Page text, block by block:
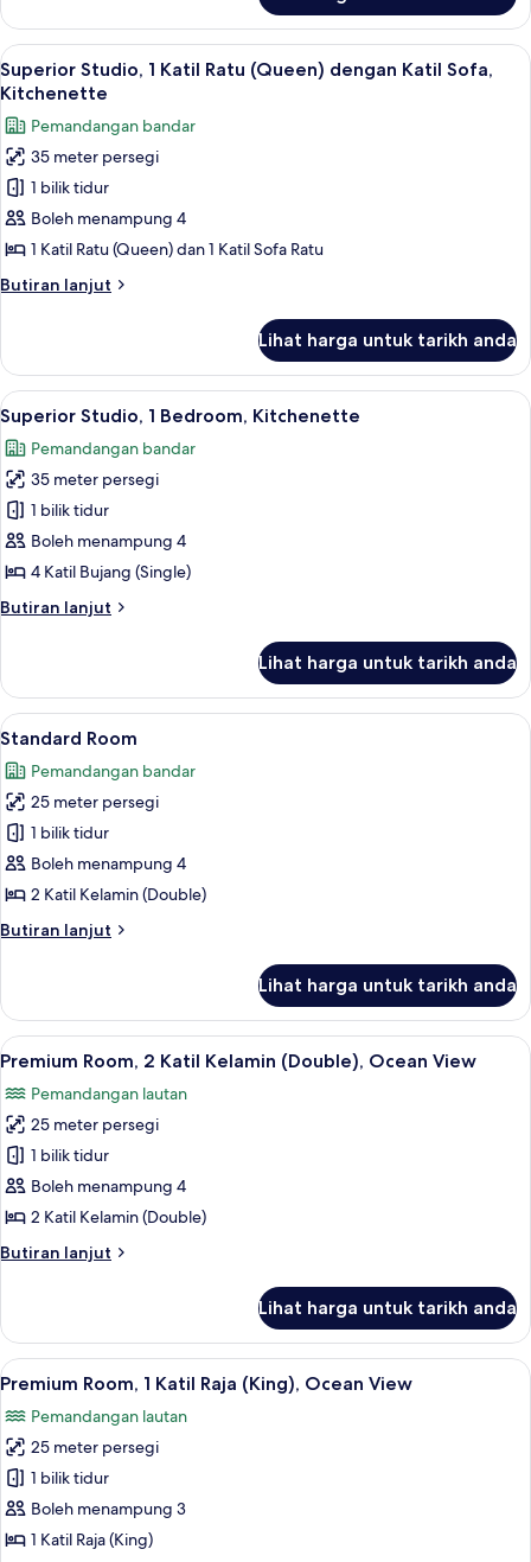
Ocean
View
(Newly
Renovated)
Room,
Katil
Raja
Partial
Ocean
View
(Newly
Renovated)
Lihat
semua
foto
untuk
Superior
Studio,
1
Katil
Ratu
(Queen)
Katil
Sofa,
Kitchenette
Superior Studio, 1 Katil Ratu
8
Superior Studio, 1 Katil Ratu (Queen) dengan Katil Sofa,
Kitchenette
Pemandangan bandar
35 meter persegi
1 bilik tidur
Boleh menampung 4
1 Katil Ratu (Queen) dan 1 Katil Sofa Ratu
Butiran lanjut
Butiran
Studio,
Katil
Ratu
(Queen)
dengan
Katil
Sofa,
Kitchenette
Lihat harga untuk tarikh anda
Lihat
semua
foto
untuk
Superior
Studio,
1
Kitchenette
Superior Studio, 1 Bedroom,
7
Superior Studio, 1 Bedroom, Kitchenette
Pemandangan bandar
35 meter persegi
1 bilik tidur
Boleh menampung 4
4 Katil Bujang (Single)
Butiran lanjut
Butiran
Studio,
Bedroom,
Lihat harga untuk tarikh anda
Lihat
semua
foto
untuk
Standard
Room
Peti besi dalam bilik, langsir/tirai
7
Standard Room
Pemandangan bandar
25 meter persegi
1 bilik tidur
Boleh menampung 4
2 Katil Kelamin (Double)
Butiran lanjut
Butiran
Room
Lihat harga untuk tarikh anda
Lihat
semua
foto
untuk
Premium
Room,
2
Kelamin
View
Peti besi dalam bilik, langsir/tirai
12
Premium Room, 2 Katil Kelamin (Double), Ocean View
Pemandangan lautan
25 meter persegi
1 bilik tidur
Boleh menampung 4
2 Katil Kelamin (Double)
Butiran lanjut
Butiran
Room,
Katil
(Double),
Ocean
View
Lihat harga untuk tarikh anda
Lihat
semua
foto
untuk
Premium
Room,
1
Peti besi dalam bilik, langsir/tirai
7
Premium Room, 1 Katil Raja (King), Ocean View
Pemandangan lautan
25 meter persegi
1 bilik tidur
Boleh menampung 3
1 Katil Raja (King)